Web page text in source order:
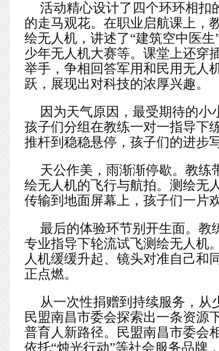
活动精心设计了四个环环相扣
的走马观花。在职业启航课上，
绘无人机，讲述了“建筑空中医
少年无人机大赛等。课堂上还穿
举手，争相回答军用和民用无人
跃，展现出对科技的浓厚兴趣。
因为天气原因，最受期待的
孩子们分组在教练一对一指导下
推杆到稳稳悬停，孩子们的进步
天公作美，雨渐渐停歇。教练
绘无人机的飞行与航拍。测绘无
传输到地面屏幕上，孩子们一片
最后的体验环节别开生面。教
专业指导下轮流试飞测绘无人机
人机缓缓升起、镜头对准自己和
正点燃。
从一次性捐赠到持续服务，从
民盟南昌市委会探索出一条资源
普育人新路径。民盟南昌市委会
依托“烛光行动”等社会服务品牌